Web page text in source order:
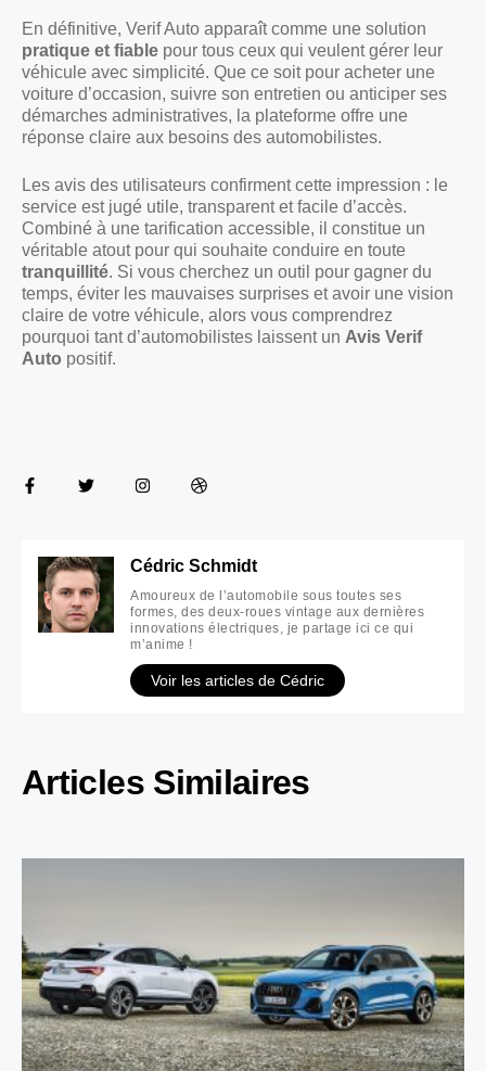
En définitive, Verif Auto apparaît comme une solution
pratique et fiable pour tous ceux qui veulent gérer leur
véhicule avec simplicité. Que ce soit pour acheter une
voiture d’occasion, suivre son entretien ou anticiper ses
démarches administratives, la plateforme offre une
réponse claire aux besoins des automobilistes.
Les avis des utilisateurs confirment cette impression : le
service est jugé utile, transparent et facile d’accès.
Combiné à une tarification accessible, il constitue un
véritable atout pour qui souhaite conduire en toute
tranquillité. Si vous cherchez un outil pour gagner du
temps, éviter les mauvaises surprises et avoir une vision
claire de votre véhicule, alors vous comprendrez
pourquoi tant d’automobilistes laissent un Avis Verif
Auto positif.
Cédric Schmidt
Amoureux de l’automobile sous toutes ses
formes, des deux-roues vintage aux dernières
innovations électriques, je partage ici ce qui
m’anime !
Voir les articles de Cédric
Articles Similaires